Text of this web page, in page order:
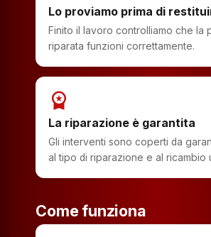
Lo proviamo prima di
Finito il lavoro controlliamo che la
riparata funzioni correttamente.
workspace_premium
La riparazione è garantita
Gli interventi sono coperti da
al tipo di riparazione e al ricambio
Come funziona